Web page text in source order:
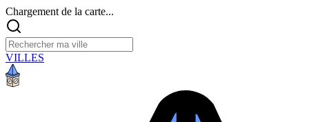
Chargement de la carte...
VILLES